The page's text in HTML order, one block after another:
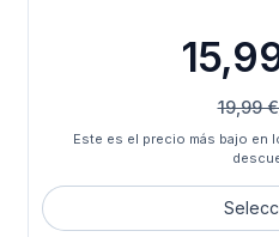
19,99
Este es el precio más bajo en